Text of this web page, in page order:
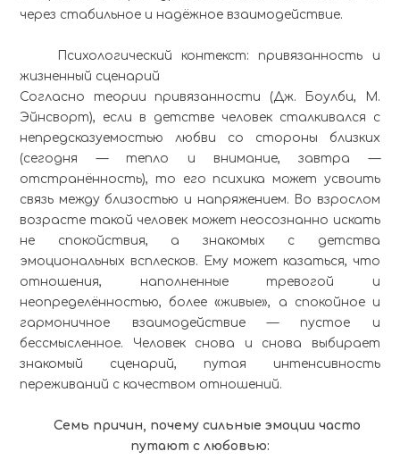
через стабильное и надёжное взаимодействие.
Психологический контекст: привязанность и
жизненный сценарий
Согласно теории привязанности (Дж. Боулби, М.
Эйнсворт), если в детстве человек сталкивался с
непредсказуемостью любви со стороны близких
(сегодня — тепло и внимание, завтра —
отстранённость), то его психика может усвоить
связь между близостью и напряжением. Во взрослом
возрасте такой человек может неосознанно искать
не спокойствия, а знакомых с детства
эмоциональных всплесков. Ему может казаться, что
отношения, наполненные тревогой и
неопределённостью, более «живые», а спокойное и
гармоничное взаимодействие — пустое и
бессмысленное. Человек снова и снова выбирает
знакомый сценарий, путая интенсивность
переживаний с качеством отношений.
Семь причин, почему сильные эмоции часто
путают с любовью: